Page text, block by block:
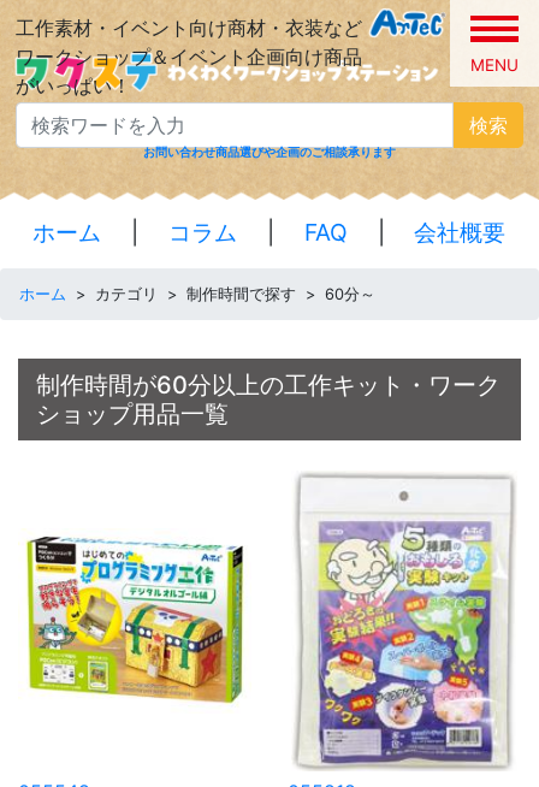
工作素材・イベント向け商材・衣装など
ワークショップ＆イベント企画向け商品
がいっぱい！
MENU
検索
お問い合わせ商品選びや企画のご相談承ります
ホーム コラム FAQ 会社概要
ホーム > カテゴリ > 制作時間で探す > 60分～
制作時間が60分以上の工作キット・ワーク
ショップ用品一覧